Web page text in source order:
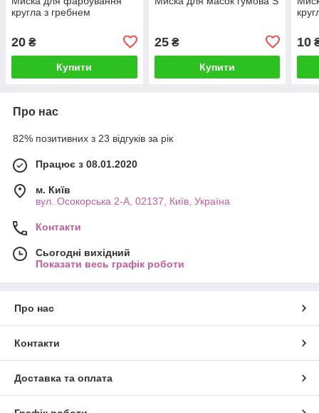
кругла з гребнем
20 ₴
Купити
25₴
Купити
10
Про нас
82% позитивних з 23 відгуків за рік
Працює з 08.01.2020
м. Київ
вул. Осокорська 2-А, 02137, Київ, Україна
Контакти
Сьогодні вихідний
Показати весь графік роботи
Про нас
Контакти
Доставка та оплата